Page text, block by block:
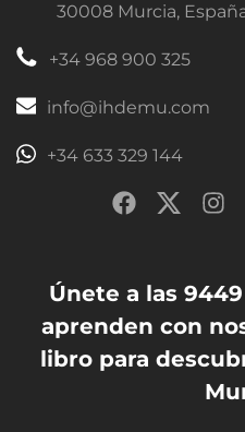
30008 Murcia,
+34 968 900 325
info@ihdemu.com
+34 633 329 144
Únete a las
aprenden con
libro para